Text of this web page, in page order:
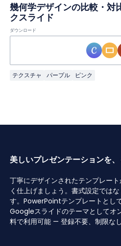
幾何学デザインの比較・対
クスライド
ダウンロード
テクスチャ パープル ピンク
美しいプレゼンテーションを
丁寧にデザインされたテンプレー
く仕上げましょう。書式設定では
す。PowerPointテンプレートとし
Googleスライドのテーマとしてオ
料で利用可能 — 登録不要、制限なし